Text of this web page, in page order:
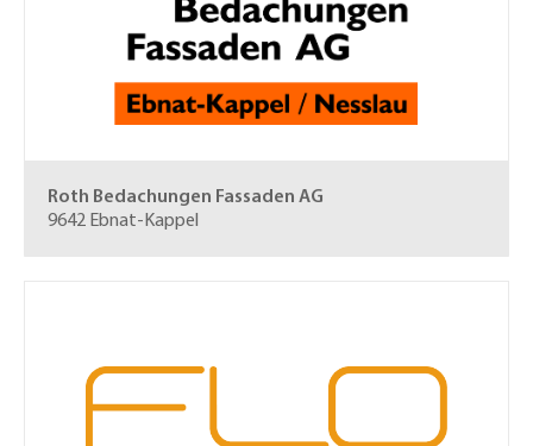
Roth Bedachungen Fassaden AG
9642 Ebnat-Kappel